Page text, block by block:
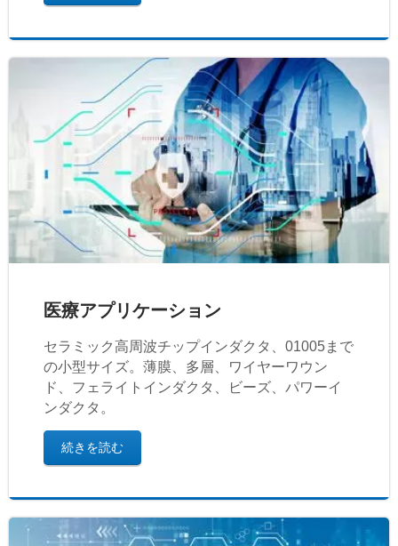
医療アプリケーション
セラミック高周波チップインダクタ、01005まで
の小型サイズ。薄膜、多層、ワイヤーワウン
ド、フェライトインダクタ、ビーズ、パワーイ
ンダクタ。
続きを読む